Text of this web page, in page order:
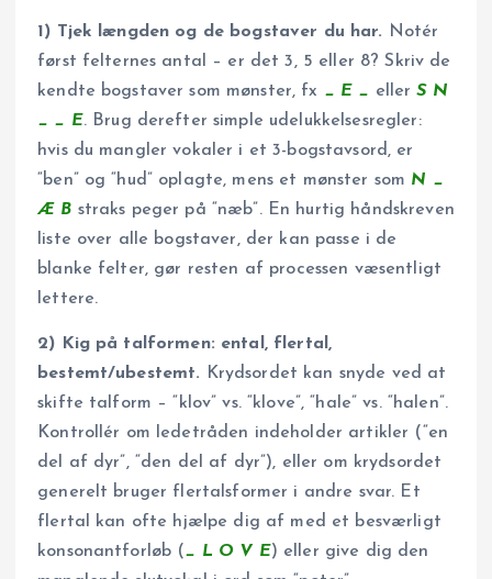
1) Tjek længden og de bogstaver du har. Notér
først felternes antal – er det 3, 5 eller 8? Skriv de
kendte bogstaver som mønster, fx _ E _ ellerS N
_ _ E. Brug derefter simple udelukkelsesregler:
hvis du mangler vokaler i et 3-bogstavsord, er
“ben” og “hud” oplagte, mens et mønster som N _
Æ B straks peger på “næb”. En hurtig håndskreven
liste over alle bogstaver, der kan passe i de
blanke felter, gør resten af processen væsentligt
lettere.
2) Kig på talformen: ental, flertal,
bestemt/ubestemt. Krydsordet kan snyde ved at
skifte talform – “klov” vs. “klove”, “hale” vs. “halen”.
Kontrollér om ledetråden indeholder artikler (“en
del af dyr”, “den del af dyr”), eller om krydsordet
generelt bruger flertalsformer i andre svar. Et
flertal kan ofte hjælpe dig af med et besværligt
konsonantforløb (_ L O V E) eller give dig den